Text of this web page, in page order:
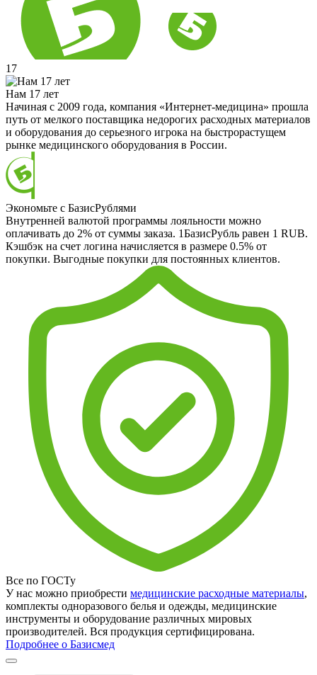
17
Нам 17 лет
Начиная с 2009 года, компания «Интернет-медицина» прошла
путь от мелкого поставщика недорогих расходных материалов
и оборудования до серьезного игрока на быстрорастущем
рынке медицинского оборудования в России.
Экономьте с БазисРублями
Внутренней валютой программы лояльности можно
оплачивать до 2% от суммы заказа. 1БазисРубль равен 1 RUB.
Кэшбэк на счет логина начисляется в размере 0.5% от
покупки. Выгодные покупки для постоянных клиентов.
Все по ГОСТу
У нас можно приобрести медицинские расходные материалы,
комплекты одноразового белья и одежды, медицинские
инструменты и оборудование различных мировых
производителей. Вся продукция сертифицирована.
Подробнее о Базисмед